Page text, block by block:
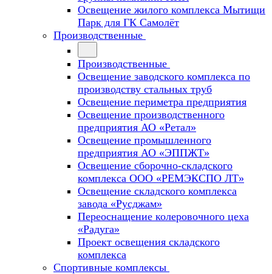
Освещение жилого комплекса Мытищи
Парк для ГК Самолёт
Производственные
Производственные
Освещение заводского комплекса по
производству стальных труб
Освещение периметра предприятия
Освещение производственного
предприятия АО «Ретал»
Освещение промышленного
предприятия АО «ЭППЖТ»
Освещение сборочно-складского
комплекса ООО «РЕМЭКСПО ЛТ»
Освещение складского комплекса
завода «Русджам»
Переоснащение колеровочного цеха
«Радуга»
Проект освещения складского
комплекса
Спортивные комплексы